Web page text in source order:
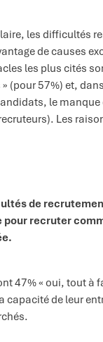
les difficultés
de causes
les plus cités
(pour 57%) et,
le manque
Les
de
pour recruter
47% « oui, tout à
capacité de leur